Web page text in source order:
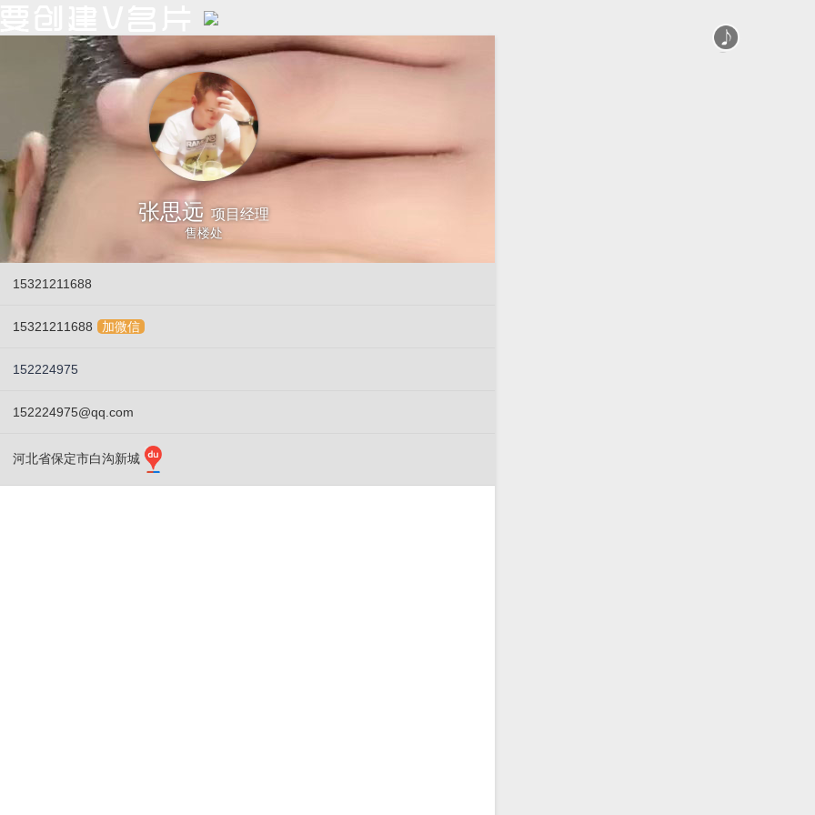
张思远 项目经理
售楼处
15321211688
15321211688 加微信
152224975
152224975@qq.com
河北省保定市白沟新城